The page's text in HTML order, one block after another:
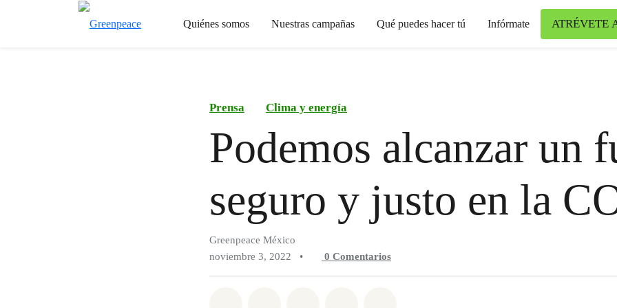
Quiénes somos Nuestras campañas Qué puedes hacer tú Infórmate ATRÉVETE
Prensa Clima y energía
Podemos alcanzar un
seguro y justo en la
Greenpeace México
noviembre 3, 2022
• 0 Comentarios